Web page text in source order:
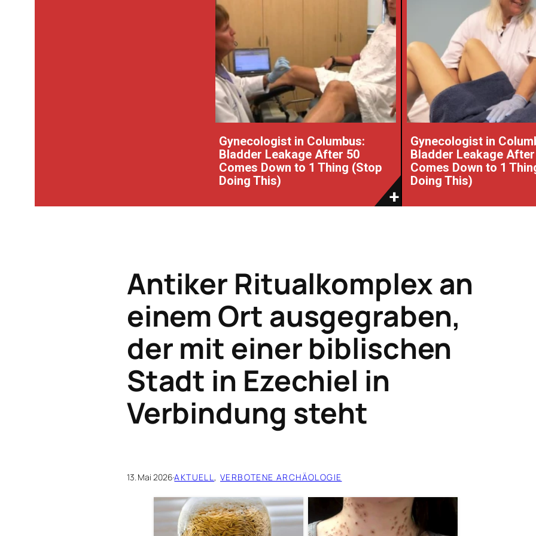
Gynecologist in Columbus:
Bladder Leakage After 50
Comes Down to 1 Thing (Stop
Doing This)
Gynecologist in
Bladder Leakage
Comes Down to 1
Doing This)
Antiker Ritualkomplex an
einem Ort ausgegraben,
der mit einer biblischen
Stadt in Ezechiel in
Verbindung steht
13. Mai 2026·AKTUELL, VERBOTENE ARCHÄOLOGIE